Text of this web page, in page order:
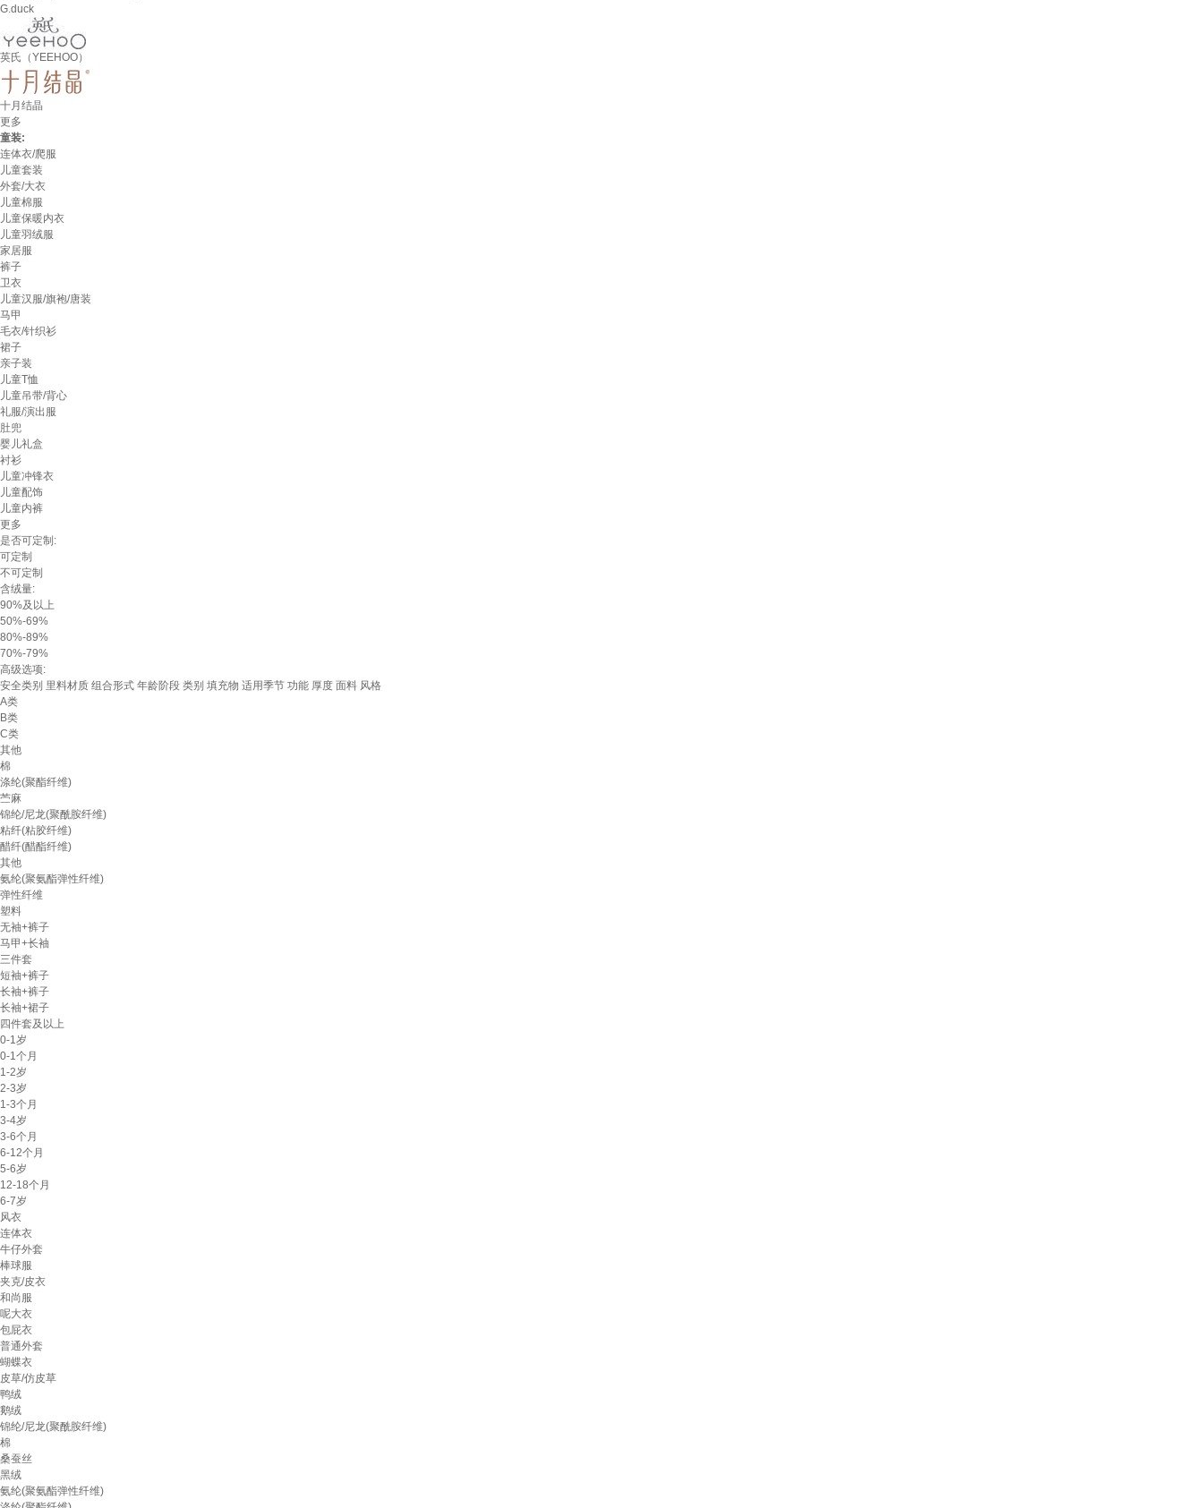
G.duck
英氏（YEEHOO）
十月结晶
更多
童装:
连体衣/爬服
儿童套装
外套/大衣
儿童棉服
儿童保暖内衣
儿童羽绒服
家居服
裤子
卫衣
儿童汉服/旗袍/唐装
马甲
毛衣/针织衫
裙子
亲子装
儿童T恤
儿童吊带/背心
礼服/演出服
肚兜
婴儿礼盒
衬衫
儿童冲锋衣
儿童配饰
儿童内裤
更多
是否可定制:
可定制
不可定制
含绒量:
90%及以上
50%-69%
80%-89%
70%-79%
高级选项:
安全类别 里料材质 组合形式 年龄阶段 类别 填充物 适用季节 功能 厚度 面料 风格
A类
B类
C类
其他
棉
涤纶(聚酯纤维)
苎麻
锦纶/尼龙(聚酰胺纤维)
粘纤(粘胶纤维)
醋纤(醋酯纤维)
其他
氨纶(聚氨酯弹性纤维)
弹性纤维
塑料
无袖+裤子
马甲+长袖
三件套
短袖+裤子
长袖+裤子
长袖+裙子
四件套及以上
0-1岁
0-1个月
1-2岁
2-3岁
1-3个月
3-4岁
3-6个月
6-12个月
5-6岁
12-18个月
6-7岁
风衣
连体衣
牛仔外套
棒球服
夹克/皮衣
和尚服
呢大衣
包屁衣
普通外套
蝴蝶衣
皮草/仿皮草
鸭绒
鹅绒
锦纶/尼龙(聚酰胺纤维)
棉
桑蚕丝
黑绒
氨纶(聚氨酯弹性纤维)